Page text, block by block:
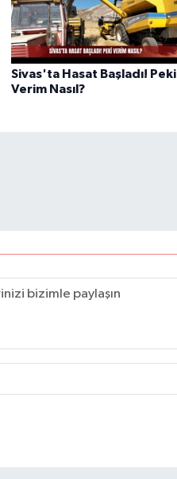
Sivas'ta Hasat Başladı! Peki
Verim Nasıl?